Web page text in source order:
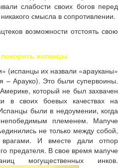
слабости своих богов перед
смысла в сопротивлении.
возможности отстоять свою
испанцы
(испанцы их назвали «арауканы»
– Арауко). Это были супервоины.
который не был захвачен
в своих боевых качествах на
были в недоумении, когда
племенем. Мапуче
не только между собой,
И вместе дали отпор
предателя. В свое время мапуче
могущественных инков.